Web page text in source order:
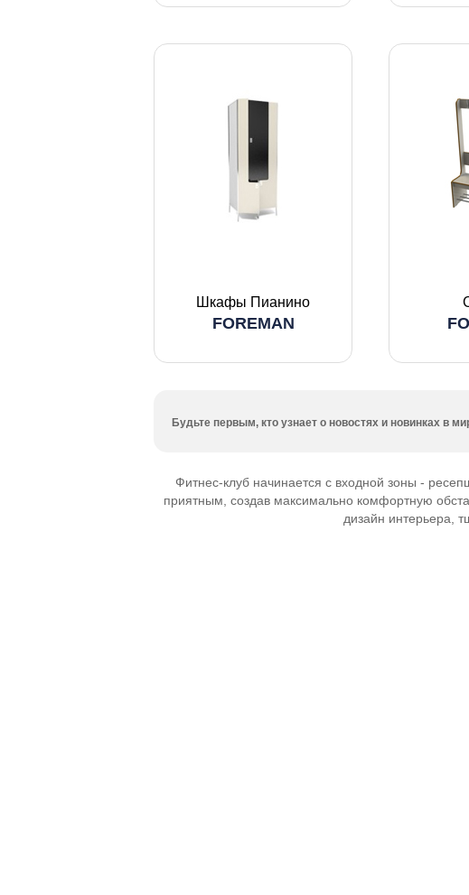
Шкафы Пианино
FOREMAN
Будьте первым, кто узнает о новостях и новинках в
Фитнес-клуб начинается с входной зоны -
приятным, создав максимально комфортную
дизайн интерьера,